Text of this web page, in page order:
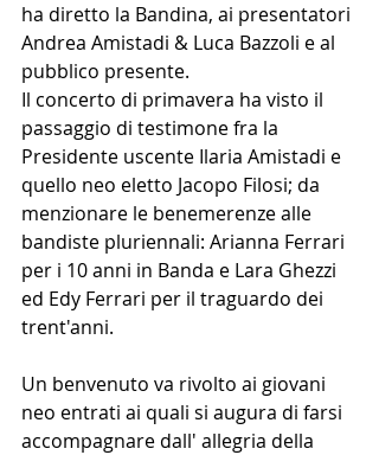
ha diretto la Bandina, ai presentatori
Andrea Amistadi & Luca Bazzoli e al
pubblico presente.
Il concerto di primavera ha visto il
passaggio di testimone fra la
Presidente uscente Ilaria Amistadi e
quello neo eletto Jacopo Filosi; da
menzionare le benemerenze alle
bandiste pluriennali: Arianna Ferrari
per i 10 anni in Banda e Lara Ghezzi
ed Edy Ferrari per il traguardo dei
trent'anni.
Un benvenuto va rivolto ai giovani
neo entrati ai quali si augura di farsi
accompagnare dall' allegria della